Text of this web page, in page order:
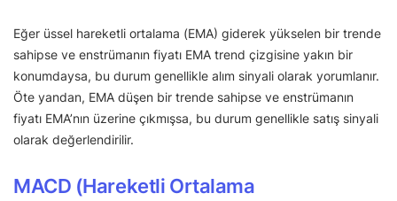
Eğer üssel hareketli ortalama (EMA) giderek yükselen bir trende
sahipse ve enstrümanın fiyatı EMA trend çizgisine yakın bir
konumdaysa, bu durum genellikle alım sinyali olarak yorumlanır.
Öte yandan, EMA düşen bir trende sahipse ve enstrümanın
fiyatı EMA’nın üzerine çıkmışsa, bu durum genellikle satış sinyali
olarak değerlendirilir.
MACD (Hareketli Ortalama